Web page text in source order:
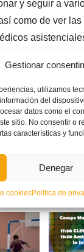
Gestionar
utilizamos
del
datos como el
sitio. No consentir o
características y
Denegar
cookiesPolítica de
y seguir a
como de ver